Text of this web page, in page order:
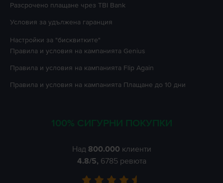
Разсрочено плащане чрез TBI Bank
Условия за удължена гаранция
Настройки за "бисквитките"
Правила и условия на кампанията Genius
Правила и условия на кампанията Flip Again
Правила и условия на кампанията Плащане до 10 дни
100% СИГУРНИ ПОКУПКИ
Над 800.000 клиенти
4.8/5, 6785 ревюта